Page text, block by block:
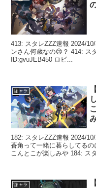
413: スタレZZZ速報 2024/
ンさん何歳なの😢？ 414: ス
ID:gvuJEB450 ロビ...
キャラ
182: スタレZZZ速報 2024/
蒼角って一緒に暮らしてる
こんとこが楽しみや 184: ス
キャラ